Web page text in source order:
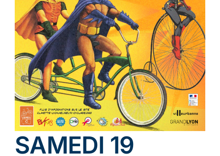
Ecologie
SAMEDI 19